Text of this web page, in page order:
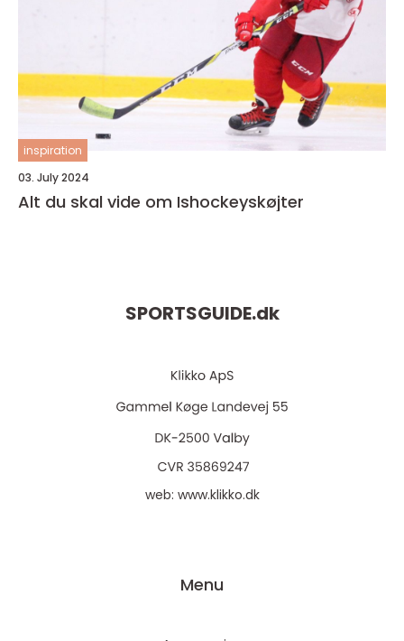
inspiration
03. July 2024
Alt du skal vide om Ishockeyskøjter
SPORTSGUIDE.dk
web: www.klikko.dk
Menu